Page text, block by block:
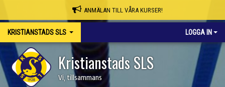
ANMÄLAN TILL VÅRA KURSER!
KRISTIANSTADS SLS LOGGA IN
Kristianstads SLS
Vi, tillsammans